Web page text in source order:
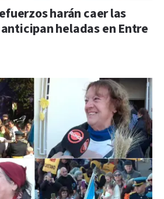
harán caer las
heladas en Entre